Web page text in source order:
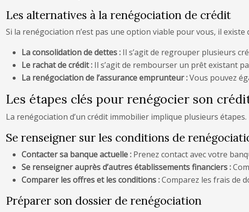
Les alternatives à la renégociation de crédit
Si la renégociation n’est pas une option viable pour vous, il
La consolidation de dettes : Il s’agit de regrouper plusieurs
Le rachat de crédit : Il s’agit de rembourser un prêt existant
La renégociation de l’assurance emprunteur :Vous pouvez
Les étapes clés pour renégocier son
La renégociation d’un crédit immobilier implique plusieurs étapes.
Se renseigner sur les conditions de
Contacter sa banque actuelle : Prenez contact avec votre
Se renseigner auprès d’autres établissements financiers :
Comparer les offres et les conditions :Comparez les frais de
Préparer son dossier de renégociation